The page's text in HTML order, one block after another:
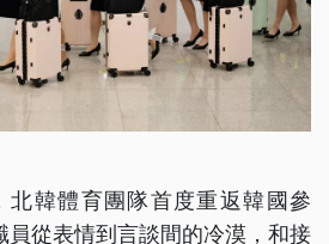
北韓體育團隊首度重返韓國參
從表情到言談間的冷漠，和接